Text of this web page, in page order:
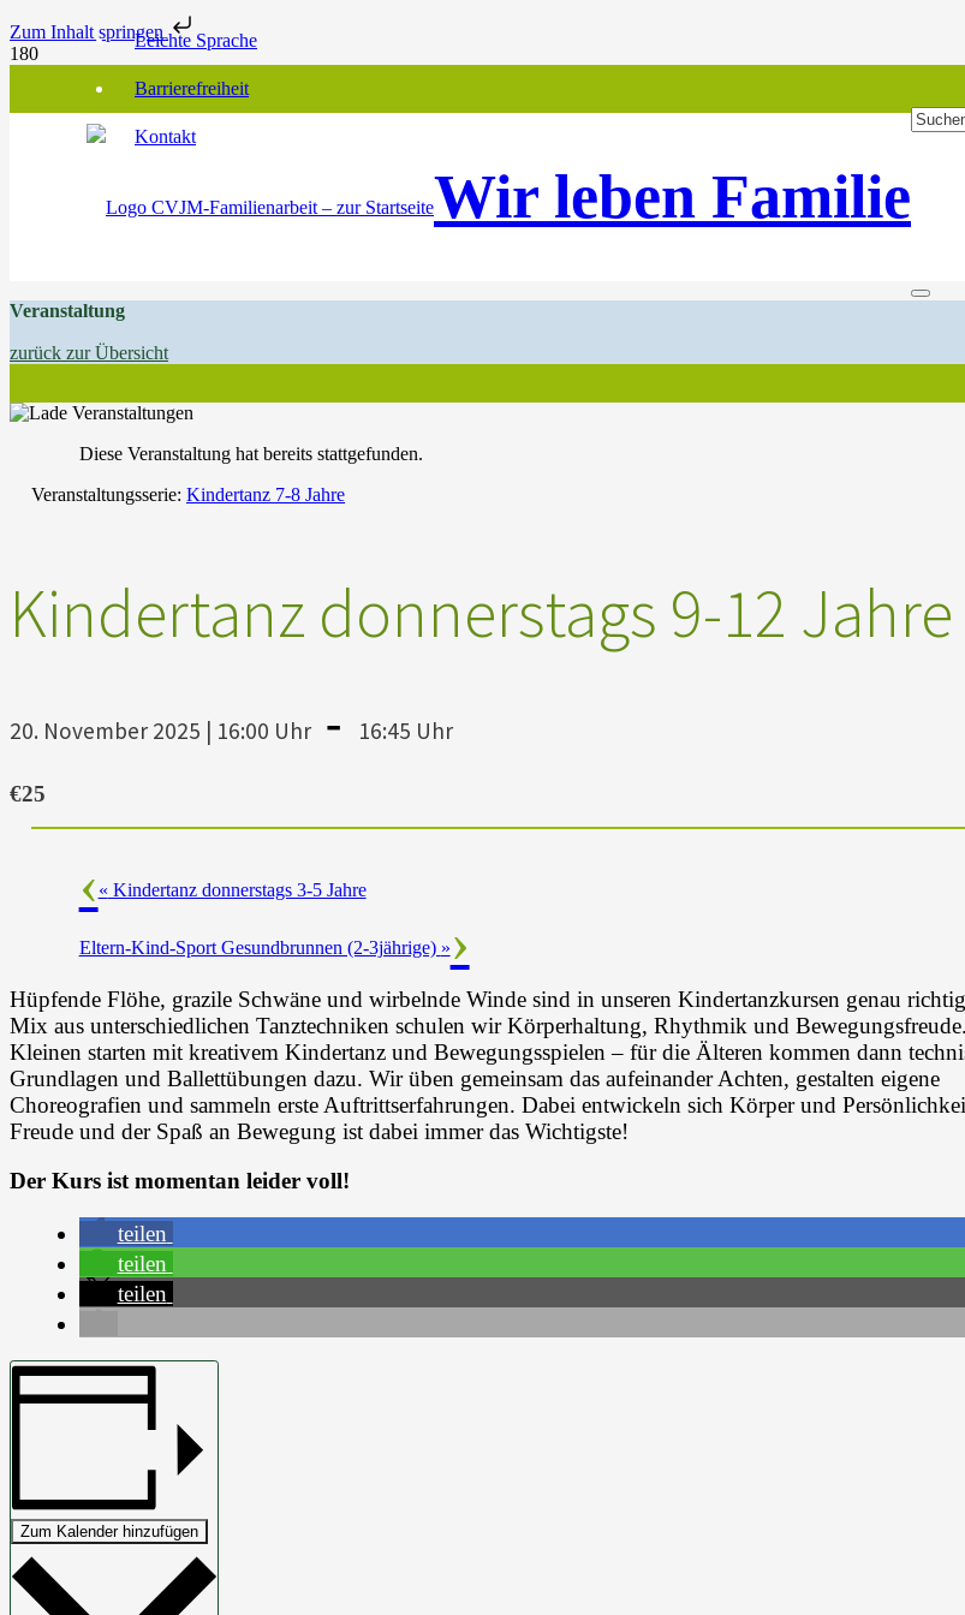
Zum Inhalt springenLeichte Sprache
Barrierefreiheit
Kontakt
Wir leben Familie
Veranstaltung
zurück zur Übersicht
Diese Veranstaltung hat bereits stattgefunden.
Veranstaltungsserie: Kindertanz 7-8 Jahre
Kindertanz donnerstags 9-12 Jahre
20. November 2025 | 16:00 Uhr - 16:45 Uhr
€25
« Kindertanz donnerstags 3-5 Jahre
Eltern-Kind-Sport Gesundbrunnen (2-3jährige) »
Hüpfende Flöhe, grazile Schwäne und wirbelnde Winde sind in unseren Kindertanzkursen genau
Mix aus unterschiedlichen Tanztechniken schulen wir Körperhaltung, Rhythmik und
Kleinen starten mit kreativem Kindertanz und Bewegungsspielen – für die Älteren kommen dann
Grundlagen und Ballettübungen dazu. Wir üben gemeinsam das aufeinander Achten, gestalten eigene
Choreografien und sammeln erste Auftrittserfahrungen. Dabei entwickeln sich Körper und
Freude und der Spaß an Bewegung ist dabei immer das Wichtigste!
Der Kurs ist momentan leider voll!
teilen
teilen
teilen
Zum Kalender hinzufügen